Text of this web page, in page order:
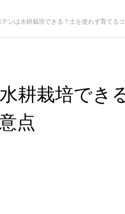
テンは水耕栽培できる？土を使わず育てる
耕栽培でき
点